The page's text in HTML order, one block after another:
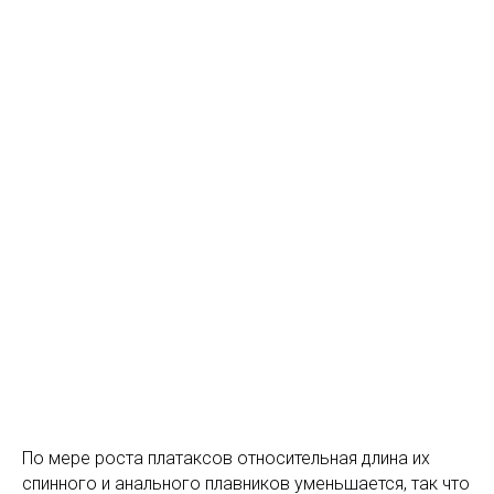
По мере роста платаксов относительная длина их
спинного и анального плавников уменьшается, так что